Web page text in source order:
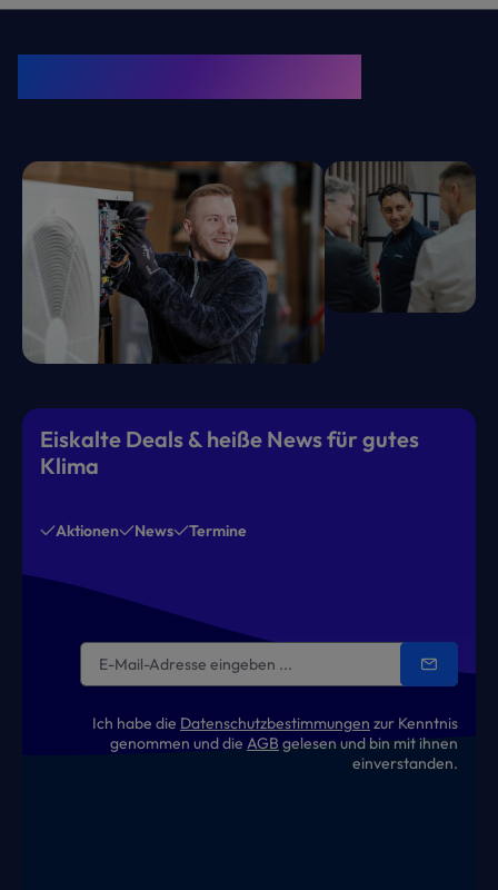
Eiskalte Deals & heiße News für gutes
Klima
Aktionen News Termine
Ich habe die Datenschutzbestimmungen zur Kenntnis
genommen und die AGB gelesen und bin mit ihnen
einverstanden.